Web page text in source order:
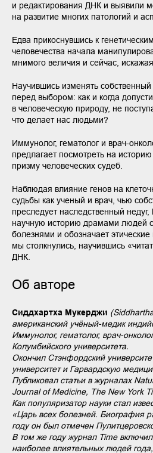
и редактирования ДНК и выявили
на развитие многих патологий и
Едва прикоснувшись к
человечества начала
мнимого величия и сейчас,
Научившись изменять
перед выбором: как и когда
в человеческую природу, не
что делает нас людьми?
Иммунолог, гематолог и врач-
предлагает посмотреть на
призму человеческих судеб.
Наблюдая влияние генов на
судьбы как ученый и врач, чью
преследует наследственный
научную историю драмами людей с
болезнями и обозначает
мы столкнулись, научившись
ДНК.
Об авторе
Сиддхартха Мукерджи
американский учёный-медик
Иммунолог, гематолог, врач-
Колумбийского университета.
Окончил Стэнфордский
университет и Гарвардскую
Публиковал статьи в журналах
Journal of Medicine, The New York
Как популяризатор науки стал
«Царь всех болезней. Биография
году он был отмечен
В том же году журнал Time
наиболее влиятельных людей